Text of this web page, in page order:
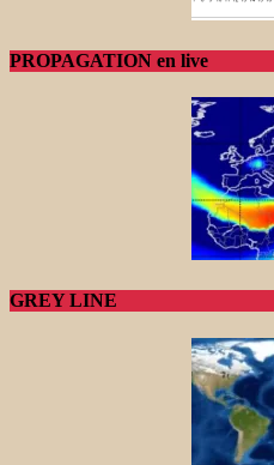
PROPAGATION en live
GREY LINE